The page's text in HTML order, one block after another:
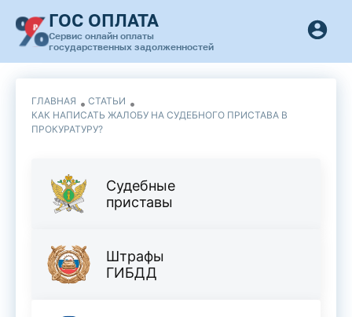
ГОС ОПЛАТА
Сервис онлайн оплаты
государственных задолженностей
ГЛАВНАЯ
СТАТЬИ
КАК НАПИСАТЬ ЖАЛОБУ НА СУДЕБНОГО ПРИСТАВА В
ПРОКУРАТУРУ?
Судебные
приставы
Штрафы
ГИБДД